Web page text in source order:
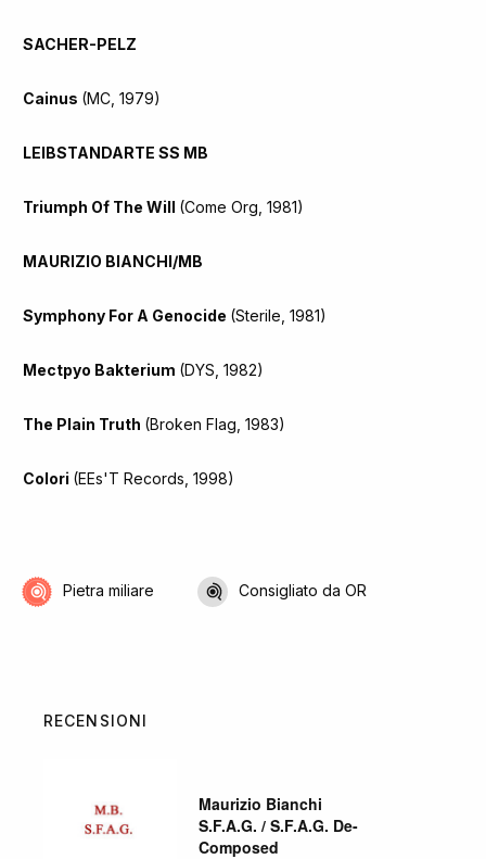
SACHER-PELZ
Cainus (MC, 1979)
LEIBSTANDARTE SS MB
Triumph Of The Will (Come Org, 1981)
MAURIZIO BIANCHI/MB
Symphony For A Genocide (Sterile, 1981)
Mectpyo Bakterium (DYS, 1982)
The Plain Truth (Broken Flag, 1983)
Colori (EEs'T Records, 1998)
Pietra miliare Consigliato da OR
RECENSIONI
Maurizio Bianchi
S.F.A.G. / S.F.A.G. De-
Composed